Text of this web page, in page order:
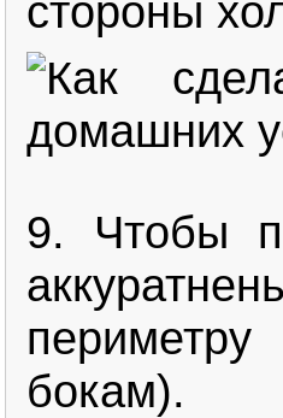
стороны
9. Чтобы
бокам).